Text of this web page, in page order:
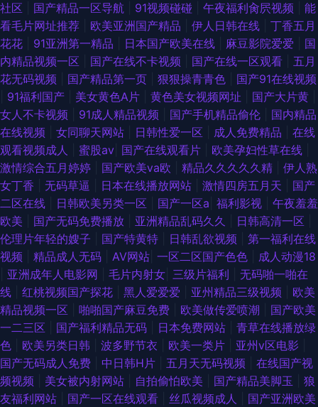
社区
国产精品一区导航 91视频碰碰 午夜福利肏屄视频
能
看毛片网址推荐
欧美亚洲国产精品 伊人日韩在线
丁香五月
花花
91亚洲第一精品 日本国产欧美在线 麻豆影院爱爱
国
内精品视频一区
国产在线不卡视频 国产在线一区观看
五月
花无码视频
国产精品第一页 狠狠操青青色
国产91在线视频
91福利国产 美女黄色A片 黄色美女视频网址 国产大片黄
女人不卡视频
91成人精品视频 国产手机精品偷伦
国内精品
在线视频
女同聊天网站 日韩性爱一区 成人免费精品
在线
观看视频成人
蜜股av 国产在线观看片 欧美孕妇性草在线
激情综合五月婷婷
国产欧美ⅴa欧 精品久久久久久精
伊人熟
女丁香
无码草逼 日本在线播放网站 激情四房五月天
国产
二区在线
日韩欧美另类一区 国产一区a 福利影视
午夜羞羞
欧美
国产无码免费播放 亚洲精品乱码久久 日韩高清一区
伦理片年轻的嫂子
国产特黄特 日韩乱欲视频
第一福利在线
视频
精品成人无码 AV网站 一区二区国产色色
成人动漫18
亚洲成年人电影网 毛片内射女 三级片福利
无码啪一啪在
线
红桃视频国产探花 黑人爱爱爱 亚州精品三级视频
欧美
精品视频一区
啪啪国产麻豆免费 欧美做传爱喷潮
国产欧美
一二三区
国产福利精品无码 日本免费网站
青草在线播放绿
色
欧美另类日韩 波多野节衣 欧美一类片 亚州v区电影
国产无码成人免费
中日韩H片 五月天无码视频
在线国产视
频视频
美女被内射网站 自拍偷怕欧美 国产精品美脚玉
狼
友福利网站
国产一区在线观看 丝瓜视频成人
国产亚洲欧美